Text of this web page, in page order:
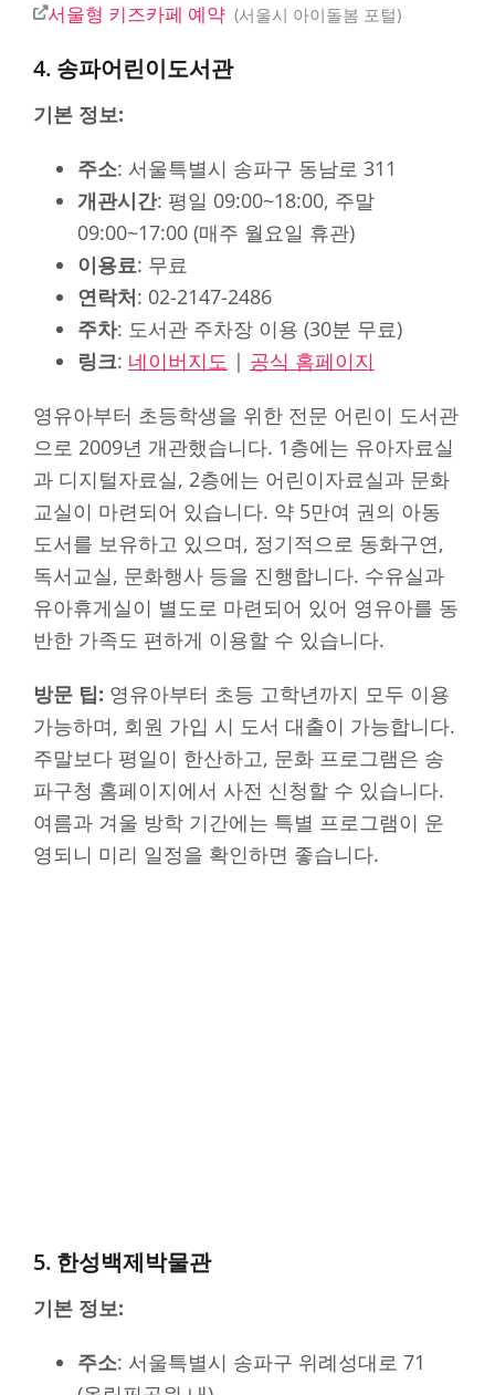
서울형 키즈카페 예약 서울시 아이돌봄 포털
4. 송파어린이도서관
기본 정보:
주소: 서울특별시 송파구 동남로 311
개관시간: 평일 09:00~18:00, 주말
09:00~17:00 (매주 월요일 휴관)
이용료: 무료
연락처: 02-2147-2486
주차: 도서관 주차장 이용 (30분 무료)
링크: 네이버지도 | 공식 홈페이지
영유아부터 초등학생을 위한 전문 어린이 도서관
으로 2009년 개관했습니다. 1층에는 유아자료실
과 디지털자료실, 2층에는 어린이자료실과 문화
교실이 마련되어 있습니다. 약 5만여 권의 아동
도서를 보유하고 있으며, 정기적으로 동화구연,
독서교실, 문화행사 등을 진행합니다. 수유실과
유아휴게실이 별도로 마련되어 있어 영유아를 동
반한 가족도 편하게 이용할 수 있습니다.
방문 팁: 영유아부터 초등 고학년까지 모두 이용
가능하며, 회원 가입 시 도서 대출이 가능합니다.
주말보다 평일이 한산하고, 문화 프로그램은 송
파구청 홈페이지에서 사전 신청할 수 있습니다.
여름과 겨울 방학 기간에는 특별 프로그램이 운
영되니 미리 일정을 확인하면 좋습니다.
5. 한성백제박물관
기본 정보:
주소: 서울특별시 송파구 위례성대로 71